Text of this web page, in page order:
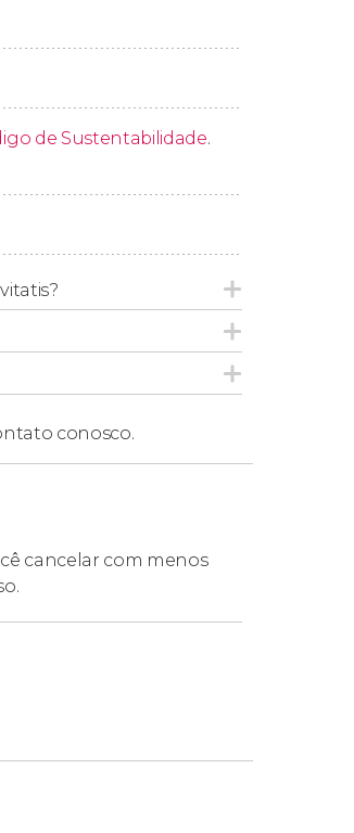
da Islândia. Trata-
aproximadamente 11
pode variar,
seguiremos rumo a
a excursão
Arnarstapi e na igreja
chegaremos à fazenda,
de Sustentabilidade.
conosco.
cancelar com menos